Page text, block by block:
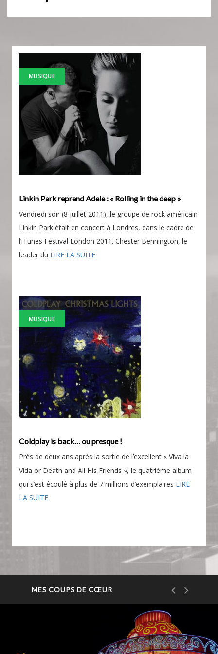
MUSIQUE
Linkin Park reprend Adele : « Rolling in the deep »
Vendredi soir (8 juillet 2011), le groupe de rock américain
Linkin Park était en concert à Londres, dans le cadre de
l’iTunes Festival London 2011. Chester Bennington, le
leader du LIRE LA SUITE
MUSIQUE
Coldplay is back… ou presque !
Près de deux ans après la sortie de l’excellent « Viva la
Vida or Death and All His Friends », le quatrième album
qui s’est écoulé à plus de 7 millions d’exemplaires LIRE
LA SUITE
MES COUPS DE CŒUR